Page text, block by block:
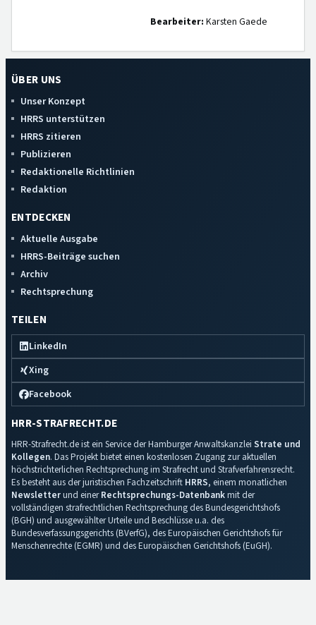
Bearbeiter: Karsten Gaede
ÜBER UNS
Unser Konzept
HRRS unterstützen
HRRS zitieren
Publizieren
Redaktionelle Richtlinien
Redaktion
ENTDECKEN
Aktuelle Ausgabe
HRRS-Beiträge suchen
Archiv
Rechtsprechung
TEILEN
LinkedIn
Xing
Facebook
HRR-STRAFRECHT.DE
HRR-Strafrecht.de ist ein Service der Hamburger Anwaltskanzlei Strate und
Kollegen. Das Projekt bietet einen kostenlosen Zugang zur aktuellen
höchstrichterlichen Rechtsprechung im Strafrecht und Strafverfahrensrecht.
Es besteht aus der juristischen Fachzeitschrift HRRS, einem monatlichen
Newsletterund einerRechtsprechungs-Datenbankmit der
vollständigen strafrechtlichen Rechtsprechung des Bundesgerichtshofs
(BGH) und ausgewählter Urteile und Beschlüsse u.a. des
Bundesverfassungsgerichts (BVerfG), des Europäischen Gerichtshofs für
Menschenrechte (EGMR) und des Europäischen Gerichtshofs (EuGH).